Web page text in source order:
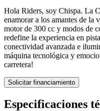
Hola Riders, soy Chispa. La
enamorar a los amantes de
motor de 300 cc y modos de
redefine la experiencia en
conectividad avanzada e
máquina tecnológica y
carretera!
Solicitar financiamiento
Especificaciones